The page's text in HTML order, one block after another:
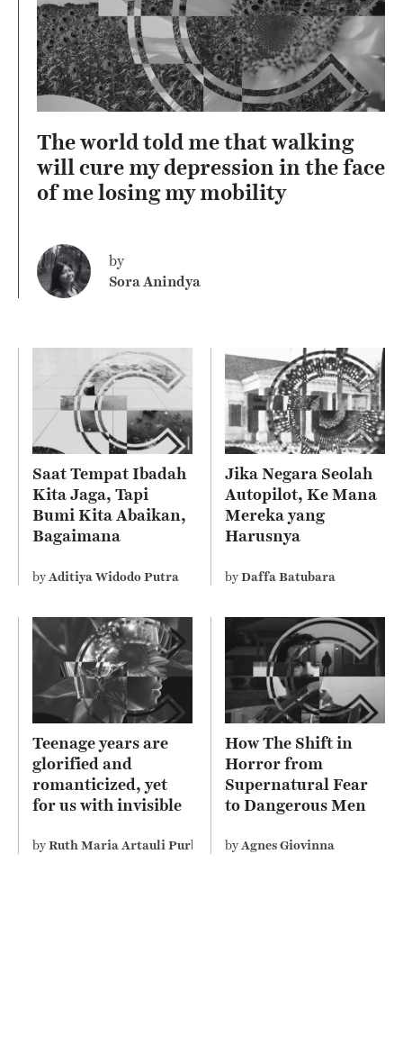
The world told me that walking
will cure my depression in the face
of me losing my mobility
by
Sora Anindya
Saat Tempat Ibadah
Kita Jaga, Tapi
Bumi Kita Abaikan,
Bagaimana
Agama Kita?
byAditiya Widodo Putra
Jika Negara Seolah
Autopilot, Ke Mana
Mereka yang
Harusnya
byDaffa Batubara
Teenage years are
glorified and
romanticized, yet
for us with invisible
differently
byRuth Maria Artauli Purba
How The Shift in
Horror from
Supernatural Fear
to Dangerous Men
Screen
byAgnes Giovinna